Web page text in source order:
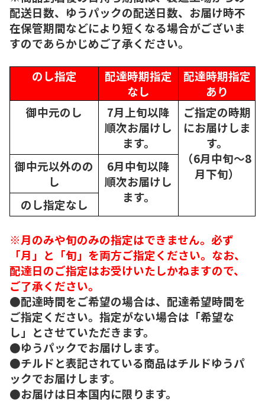
配送日数、ゆうパックの配送日数、お届け時不
在保管期間などにより短くなる場合がございま
すのであらかじめご了承ください。
のし指定
配達時期指定
なし
配達時期指定
あり
御中元のし
7月上旬以降
順次お届けし
ます。
ご指定の時期
にお届けしま
す。
（6月中旬～8
月下旬）
御中元以外のの
し
6月中旬以降
順次お届けし
ます。
のし指定なし
※月のみや旬のみの指定はできません。必ず
「月」と「旬」を両方ご指定ください。なお、
配達日のご指定はお受けいたしかねますので、
ご了承ください。
●配達時間をご希望の場合は、配達希望時間を
ご指定ください。指定がない場合は「希望な
し」とさせていただきます。
●ゆうパックでお届けします。
●チルドと表記されている商品はチルドゆうパ
ックでお届けします。
●お届けは日本国内に限ります。